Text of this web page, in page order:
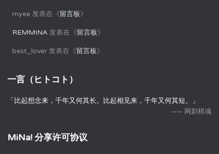
myee 发表在《留言板》
REMMINA 发表在《留言板》
best_lover 发表在《留言板》
一言（ヒトコト）
「比起想念来，千年又何其长。比起相见来，千年又何其短。」
—— 网剧棋魂
MiNa! 分享许可协议